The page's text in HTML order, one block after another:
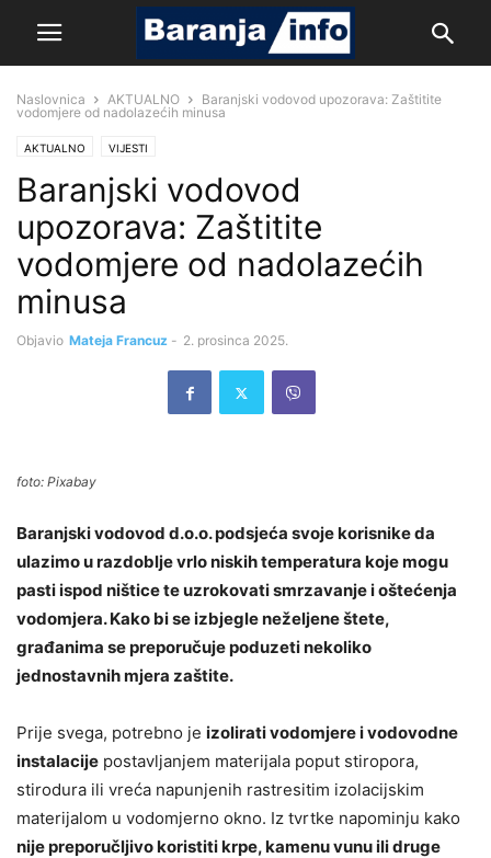
Naslovnica AKTUALNO
Baranjski vodovod upozorava: Zaštitite
vodomjere od nadolazećih minusa
AKTUALNO VIJESTI
Baranjski vodovod
upozorava: Zaštitite
vodomjere od nadolazećih
minusa
Objavio Mateja Francuz - 2. prosinca 2025.
foto: Pixabay
Baranjski vodovod d.o.o. podsjeća svoje korisnike da
ulazimo u razdoblje vrlo niskih temperatura koje mogu
pasti ispod ništice te uzrokovati smrzavanje i oštećenja
vodomjera. Kako bi se izbjegle neželjene štete,
građanima se preporučuje poduzeti nekoliko
jednostavnih mjera zaštite.
Prije svega, potrebno je izolirati vodomjere i vodovodne
instalacije postavljanjem materijala poput stiropora,
stirodura ili vreća napunjenih rastresitim izolacijskim
materijalom u vodomjerno okno. Iz tvrtke napominju kako
nije preporučljivo koristiti krpe, kamenu vunu ili druge